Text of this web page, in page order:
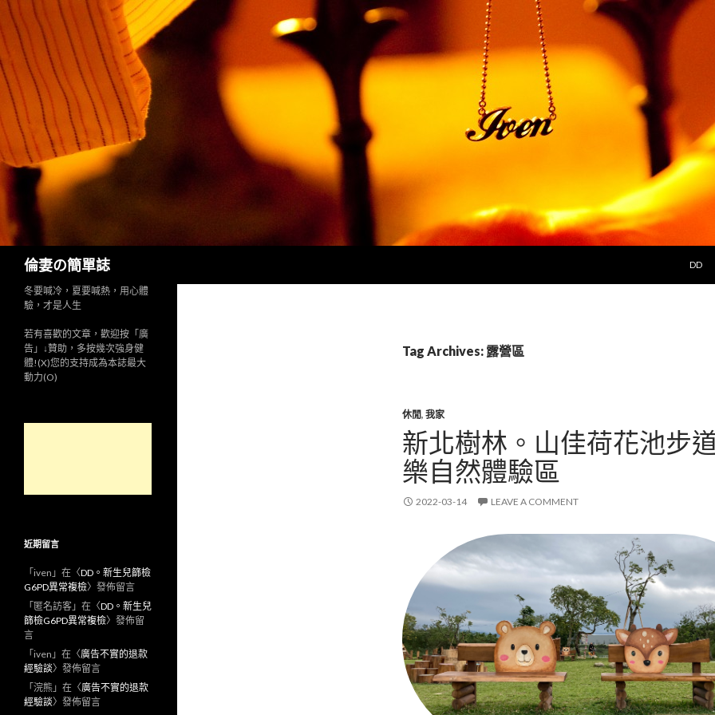
倫妻の簡單誌
Search
DD
Tag Archives: 露營區
休閒, 我家
新北樹林。山佳荷花池步
樂自然體驗區
2022-03-14 LEAVE A COMMENT
冬要喊冷，夏要喊熱，用心體
驗，才是人生
若有喜歡的文章，歡迎按「廣
告」↓贊助，多按幾次強身健
體!(X)您的支持成為本誌最大
動力(O)
近期留言
「 iven 」在〈DD。新生兒篩檢
G6PD異常複檢〉發佈留言
「 匿名訪客 」在〈DD。新生兒
篩檢G6PD異常複檢〉發佈留
言
「 iven 」在〈廣告不實的退款
經驗談〉發佈留言
「 浣熊 」在〈廣告不實的退款
經驗談〉發佈留言